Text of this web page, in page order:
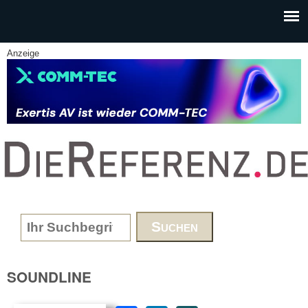
Anzeige
www.DieReferenz.de
Search form
SOUNDLINE